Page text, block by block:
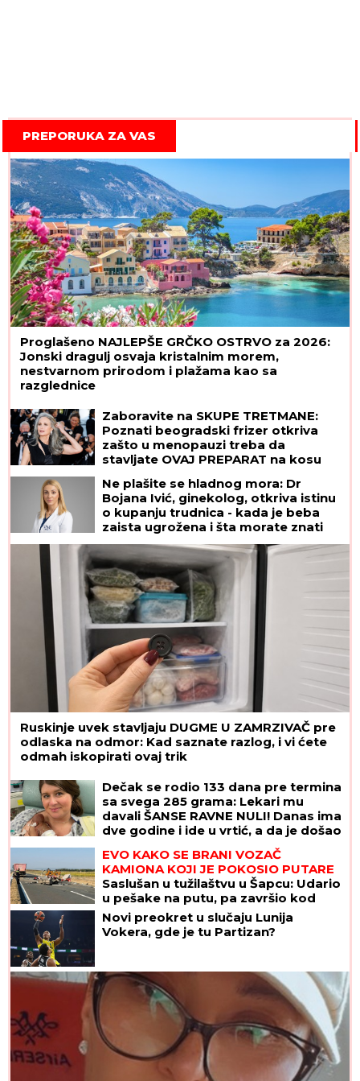
PREPORUKA ZA VAS
Proglašeno NAJLEPŠE GRČKO OSTRVO za 2026:
Jonski dragulj osvaja kristalnim morem,
nestvarnom prirodom i plažama kao sa
razglednice
Zaboravite na SKUPE TRETMANE:
Poznati beogradski frizer otkriva
zašto u menopauzi treba da
stavljate OVAJ PREPARAT na kosu
Ne plašite se hladnog mora: Dr
Bojana Ivić, ginekolog, otkriva istinu
o kupanju trudnica - kada je beba
zaista ugrožena i šta morate znati
Ruskinje uvek stavljaju DUGME U ZAMRZIVAČ pre
odlaska na odmor: Kad saznate razlog, i vi ćete
odmah iskopirati ovaj trik
Dečak se rodio 133 dana pre termina
sa svega 285 grama: Lekari mu
davali ŠANSE RAVNE NULI! Danas ima
dve godine i ide u vrtić, a da je došao
na svet DAN RANIJE, sudbina bi imala
mnogo lošiji scenario
EVO KAKO SE BRANI VOZAČ
KAMIONA KOJI JE POKOSIO PUTARE
Saslušan u tužilaštvu u Šapcu: Udario
u pešake na putu, pa završio kod
metalne ograde
Novi preokret u slučaju Lunija
Vokera, gde je tu Partizan?